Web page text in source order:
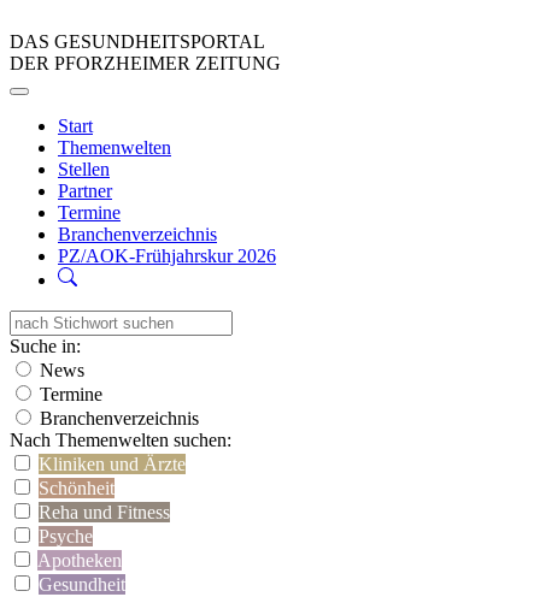
DAS GESUNDHEITSPORTAL
DER PFORZHEIMER ZEITUNG
Start
Themenwelten
Stellen
Partner
Termine
Branchenverzeichnis
PZ/AOK-Frühjahrskur 2026
Suche in:
News
Termine
Branchenverzeichnis
Nach Themenwelten suchen:
Kliniken und Ärzte
Schönheit
Reha und Fitness
Psyche
Apotheken
Gesundheit